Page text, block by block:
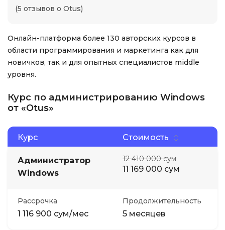
(5 отзывов о Otus)
Онлайн-платформа более 130 авторских курсов в
области программирования и маркетинга как для
новичков, так и для опытных специалистов middle
уровня.
Курс по администрированию Windows
от «Otus»
Курс Стоимость
Администратор
Windows
12 410 000 сум
11 169 000 сум
Рассрочка
1 116 900 сум/мес
Продолжительность
5 месяцев